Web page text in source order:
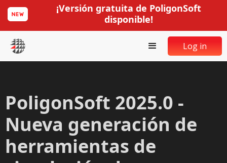
¡Versión gratuita de PoligonSoft
disponible!
Log in
PoligonSoft 2025.0 -
Nueva generación de
herramientas de